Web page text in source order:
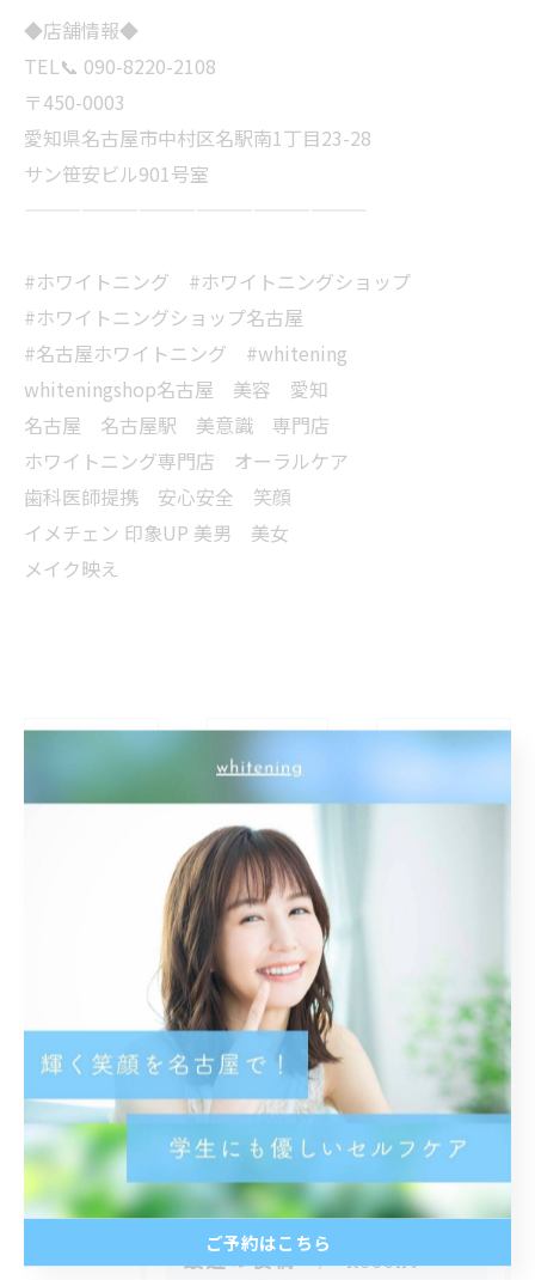
◆店舗情報◆
TEL📞 090-8220-2108
〒450-0003
愛知県名古屋市中村区名駅南1丁目23-28
サン笹安ビル901号室
#ホワイトニング #ホワイトニングショップ
#ホワイトニングショップ名古屋
#名古屋ホワイトニング #whitening
whiteningshop名古屋 美容 愛知
名古屋 名古屋駅 美意識 専門店
ホワイトニング専門店 オーラルケア
歯科医師提携 安心安全 笑顔
イメチェン 印象UP 美男 美女
メイク映え
< 前のページ 次のページ >
カテゴリー
全てのカテゴリー
トーンアップ
都度払い
分割払い
半個室
学生
最近の投稿
Recent
ご予約はこちら